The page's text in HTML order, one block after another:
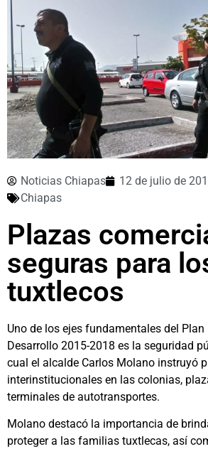
Noticias Chiapas 12 de julio de
Chiapas
Plazas
seguras para
tuxtlecos
Uno de los ejes fundamentales del
Desarrollo 2015-2018 es la seguridad
cual el alcalde Carlos Molano instruyó
interinstitucionales en las colonias,
terminales de autotransportes.
Molano destacó la importancia de
proteger a las familias tuxtlecas, así